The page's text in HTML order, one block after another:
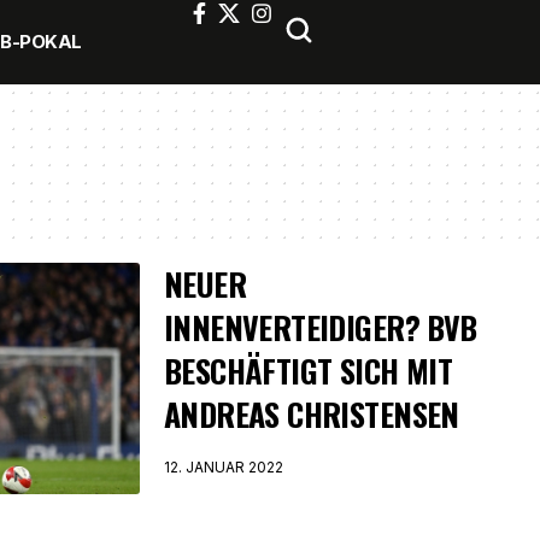
POKAL
NEUER
INNENVERTEIDIGER? BVB
BESCHÄFTIGT SICH MIT
ANDREAS CHRISTENSEN
12. JANUAR 2022